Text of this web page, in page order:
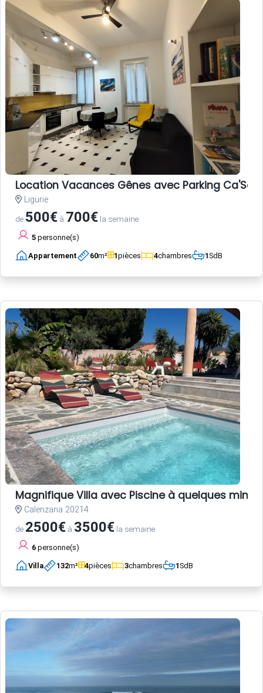
Location Vacances Gênes avec Parking
Ligurie
de 500€ à 700€ la semaine
5 personne(s)
Appartement 60m² 1pièces 4chambres 1SdB
Magnifique Villa avec Piscine à quelques
Calenzana 20214
de 2500€ à 3500€ la semaine
6 personne(s)
Villa 132m² 4pièces 3chambres 1SdB